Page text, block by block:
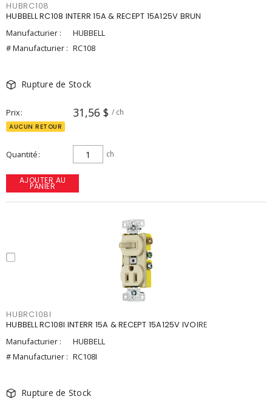
HUBRC108
HUBBELL RC108 INTERR 15A & RECEPT 15A125V BRUN
Manufacturier :
HUBBELL
# Manufacturier : RC108
Rupture de Stock
Prix 31,56 $ / ch
AUCUN RETOUR
Quantité ch
AJOUTER AU
PANIER
HUBRC108I
HUBBELL RC108I INTERR 15A & RECEPT 15A125V IVOIRE
Manufacturier :
HUBBELL
# Manufacturier : RC108I
Rupture de Stock